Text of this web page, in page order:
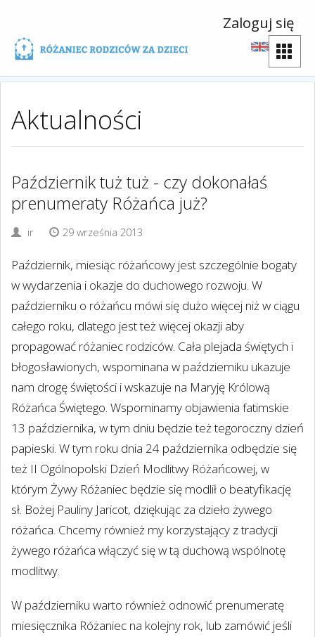
Zaloguj się
Aktualności
Październik tuż tuż - czy dokonałaś
prenumeraty Różańca już?
ir 29 września 2013
Październik, miesiąc różańcowy jest szczególnie bogaty
w wydarzenia i okazje do duchowego rozwoju. W
październiku o różańcu mówi się dużo więcej niż w ciągu
całego roku, dlatego jest też więcej okazji aby
propagować różaniec rodziców. Cała plejada świętych i
błogosławionych, wspominana w październiku ukazuje
nam drogę świętości i wskazuje na Maryję Królową
Różańca Świętego. Wspominamy objawienia fatimskie
13 października, w tym dniu będzie też tegoroczny dzień
papieski. W tym roku dnia 24 października odbędzie się
też II Ogólnopolski Dzień Modlitwy Różańcowej, w
którym Żywy Różaniec będzie się modlił o beatyfikację
sł. Bożej Pauliny Jaricot, dziękując za dzieło żywego
różańca. Chcemy również my korzystający z tradycji
żywego różańca włączyć się w tą duchową wspólnotę
modlitwy.
W październiku warto również odnowić prenumeratę
miesięcznika Różaniec na kolejny rok, lub zamówić jeśli